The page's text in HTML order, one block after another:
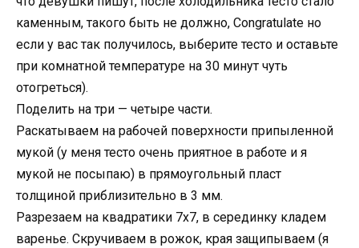
каменным, такого быть не должно, Congratulate но
если у вас так получилось, выберите тесто и оставьте
при комнатной температуре на 30 минут чуть
отогреться).
Поделить на три — четыре части.
Раскатываем на рабочей поверхности припыленной
мукой (у меня тесто очень приятное в работе и я
мукой не посыпаю) в прямоугольный пласт
толщиной приблизительно в 3 мм.
Разрезаем на квадратики 7х7, в серединку кладем
варенье. Скручиваем в рожок, края защипываем (я